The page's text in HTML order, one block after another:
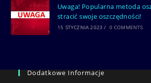
Uwaga! Popularna metoda
stracić swoje oszczędności!
15 STYCZNIA 2023 / 0 COMMENTS
Dodatkowe Informacje